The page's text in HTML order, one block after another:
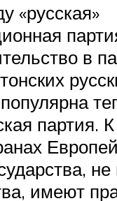
«русская»
в
партия.
имеют